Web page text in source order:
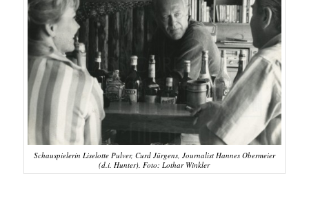
Schauspielerin Liselotte Pulver, Curd Jürgens, Journalist Hannes Obermeier
(d.i. Hunter). Foto: Lothar Winkler